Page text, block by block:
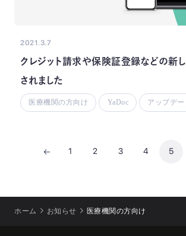
2021.3.7
クレジット請求や保険証登録などの新
されました
医療機関の方向け YaDoc アップデー
1 2 3 4 5
ホーム お知らせ 医療機関の方向け